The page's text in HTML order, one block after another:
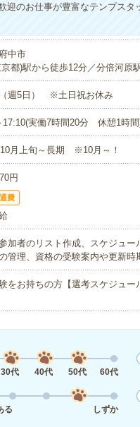
迎のお仕事が豊富なテンプス
中市
都)駅から徒歩12分／分倍河原
週5日） ※土日祝お休み
17:10(実働7時間20分 休憩1時
月上旬～長期 ※10月～！
円
費
加者のリスト作成、スケジュ
管理、資格の受験案内や更新
をお持ちの方【選考スケジュ
30代 40代 50代 60代
る
しずか